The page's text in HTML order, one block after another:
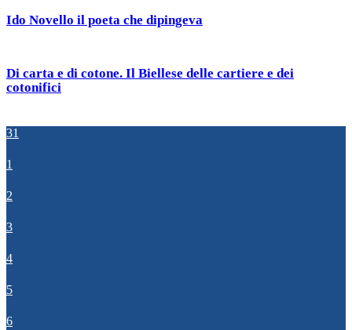
Ido Novello il poeta che dipingeva
Di carta e di cotone. Il Biellese delle cartiere e dei
cotonifici
31
1
2
3
4
5
6